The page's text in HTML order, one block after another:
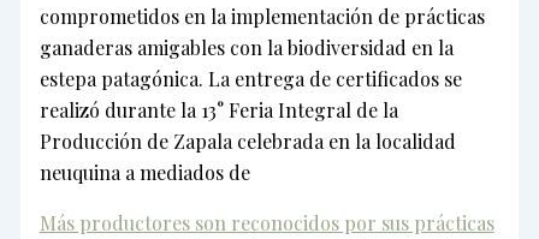
comprometidos en la implementación de prácticas
ganaderas amigables con la biodiversidad en la
estepa patagónica. La entrega de certificados se
realizó durante la 13° Feria Integral de la
Producción de Zapala celebrada en la localidad
neuquina a mediados de
Más productores son reconocidos por sus prácticas